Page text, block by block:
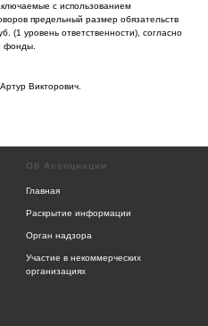
с использованием
предельный размер обязательств
(1 уровень ответственности), согласно
фонды.
Викторович.
Об Ассоциации
Главная
Раскрытие информации
Орган надзора
Участие в некоммерческих
организациях